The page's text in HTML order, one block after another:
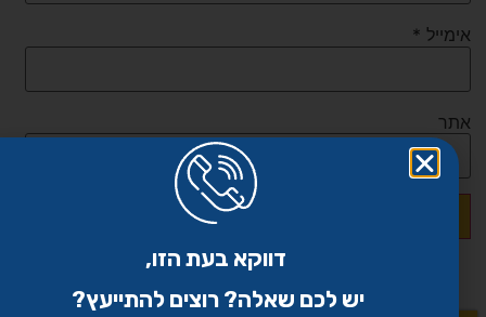
אימייל *
אתר
דווקא בעת הזו,
יש לכם שאלה? רוצים להתייעץ?